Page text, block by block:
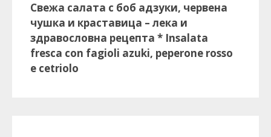
Свежа салата с боб адзуки, червена
чушка и краставица – лека и
здравословна рецепта * Insalata
fresca con fagioli azuki, peperone rosso
e cetriolo